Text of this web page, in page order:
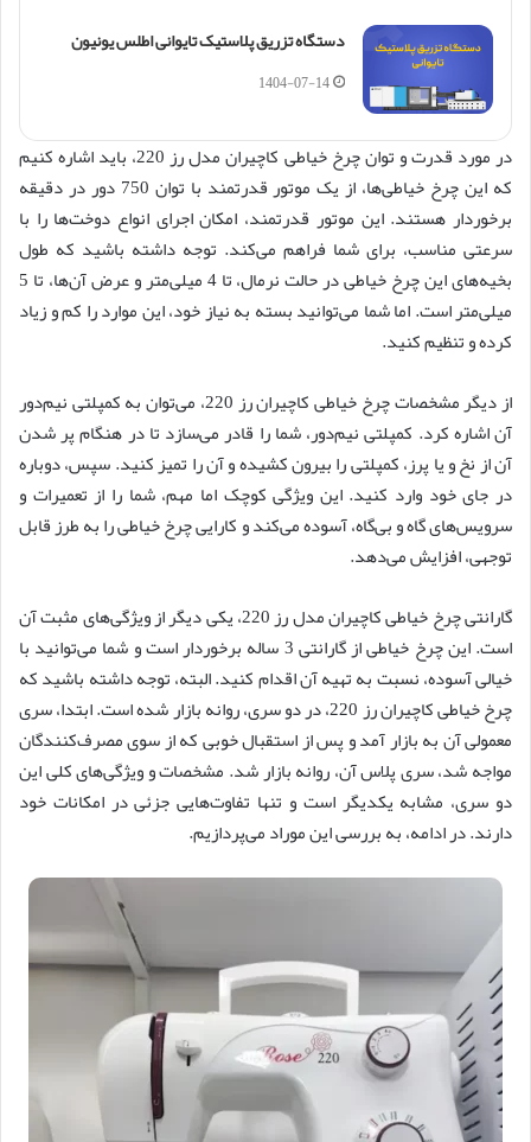
دستگاه تزریق پلاستیک تایوانی اطلس یونیون
1404-07-14
در مورد قدرت و توان چرخ خیاطی کاچیران مدل رز 220، باید اشاره کنیم
که این چرخ خیاطی‌ها، از یک موتور قدرتمند با توان 750 دور در دقیقه
برخوردار هستند. این موتور قدرتمند، امکان اجرای انواع دوخت‌ها را با
سرعتی مناسب، برای شما فراهم می‌کند. توجه داشته باشید که طول
بخیه‌های این چرخ خیاطی در حالت نرمال، تا 4 میلی‌متر و عرض آن‌ها، تا 5
میلی‌متر است. اما شما می‌توانید بسته به نیاز خود، این موارد را کم و زیاد
کرده و تنظیم کنید.
از دیگر مشخصات چرخ خیاطی کاچیران رز 220، می‌توان به کمپلتی نیم‌دور
آن اشاره کرد. کمپلتی نیم‌دور، شما را قادر می‌سازد تا در هنگام پر شدن
آن از نخ و یا پرز، کمپلتی را بیرون کشیده و آن را تمیز کنید. سپس، دوباره
در جای خود وارد کنید. این ویژگی کوچک اما مهم، شما را از تعمیرات و
سرویس‌های گاه و بی‌گاه، آسوده می‌کند و کارایی چرخ خیاطی را به طرز قابل
توجهی، افزایش می‌دهد.
گارانتی چرخ خیاطی کاچیران مدل رز 220، یکی دیگر از ویژگی‌های مثبت آن
است. این چرخ خیاطی از گارانتی 3 ساله برخوردار است و شما می‌توانید با
خیالی آسوده، نسبت به تهیه آن اقدام کنید. البته، توجه داشته باشید که
چرخ خیاطی کاچیران رز 220، در دو سری، روانه بازار شده است. ابتدا، سری
معمولی آن به بازار آمد و پس از استقبال خوبی که از سوی مصرف‌کنندگان
مواجه شد، سری پلاس آن، روانه بازار شد. مشخصات و ویژگی‌های کلی این
دو سری، مشابه یکدیگر است و تنها تفاوت‌هایی جزئی در امکانات خود
دارند. در ادامه، به بررسی این موراد می‌پردازیم.